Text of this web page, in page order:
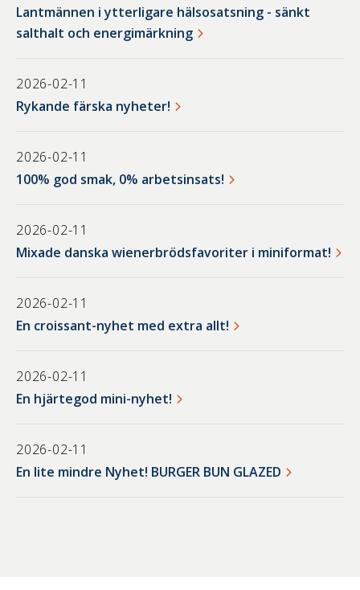
Lantmännen i ytterligare hälsosatsning - sänkt
salthalt och energimärkning
2026-02-11
Rykande färska nyheter!
2026-02-11
100% god smak, 0% arbetsinsats!
2026-02-11
Mixade danska wienerbrödsfavoriter i miniformat!
2026-02-11
En croissant-nyhet med extra allt!
2026-02-11
En hjärtegod mini-nyhet!
2026-02-11
En lite mindre Nyhet! BURGER BUN GLAZED